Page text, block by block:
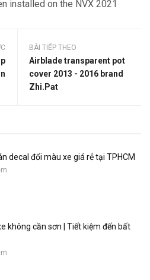
installed on the NVX 2021
BÀI TIẾP THEO
Airblade transparent pot
cover 2013 - 2016 brand
Zhi.Pat
decal đổi màu xe giá rẻ tại TPHCM
không cần sơn | Tiết kiệm đến bất